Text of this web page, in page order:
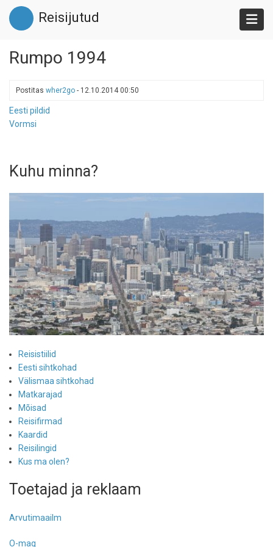
Liigu
edasi
põhisisu
Reisijutud
Rumpo 1994
Postitas wher2go - 12.10.2014 00:50
Eesti pildid
Vormsi
Kuhu minna?
Reisistiilid
Eesti sihtkohad
Välismaa sihtkohad
Matkarajad
Mõisad
Reisifirmad
Kaardid
Reisilingid
Kus ma olen?
Toetajad ja reklaam
Arvutimaailm
O-mag